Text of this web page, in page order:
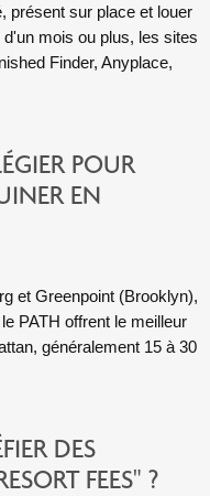
présent sur place et louer
mois ou plus, les sites
Finder, Anyplace,
POUR
EN
et Greenpoint (Brooklyn),
PATH offrent le meilleur
généralement 15 à 30
DES
FEES" ?